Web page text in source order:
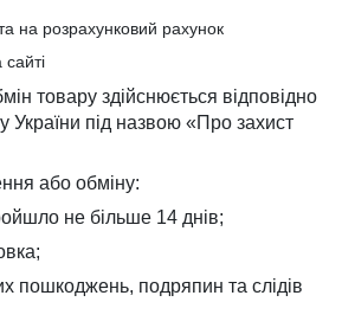
на розрахунковий рахунок
товару здійснюється відповідно
України під назвою «Про захист
або обміну:
не більше 14 днів;
пошкоджень, подряпин та слідів